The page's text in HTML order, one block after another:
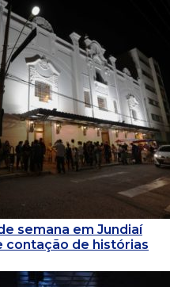
semana em Jundiaí
de histórias